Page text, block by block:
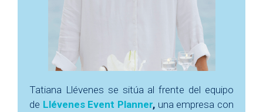
Tatiana Llévenes se sitúa al frente del equipo
de Llévenes Event Planner, una empresa con